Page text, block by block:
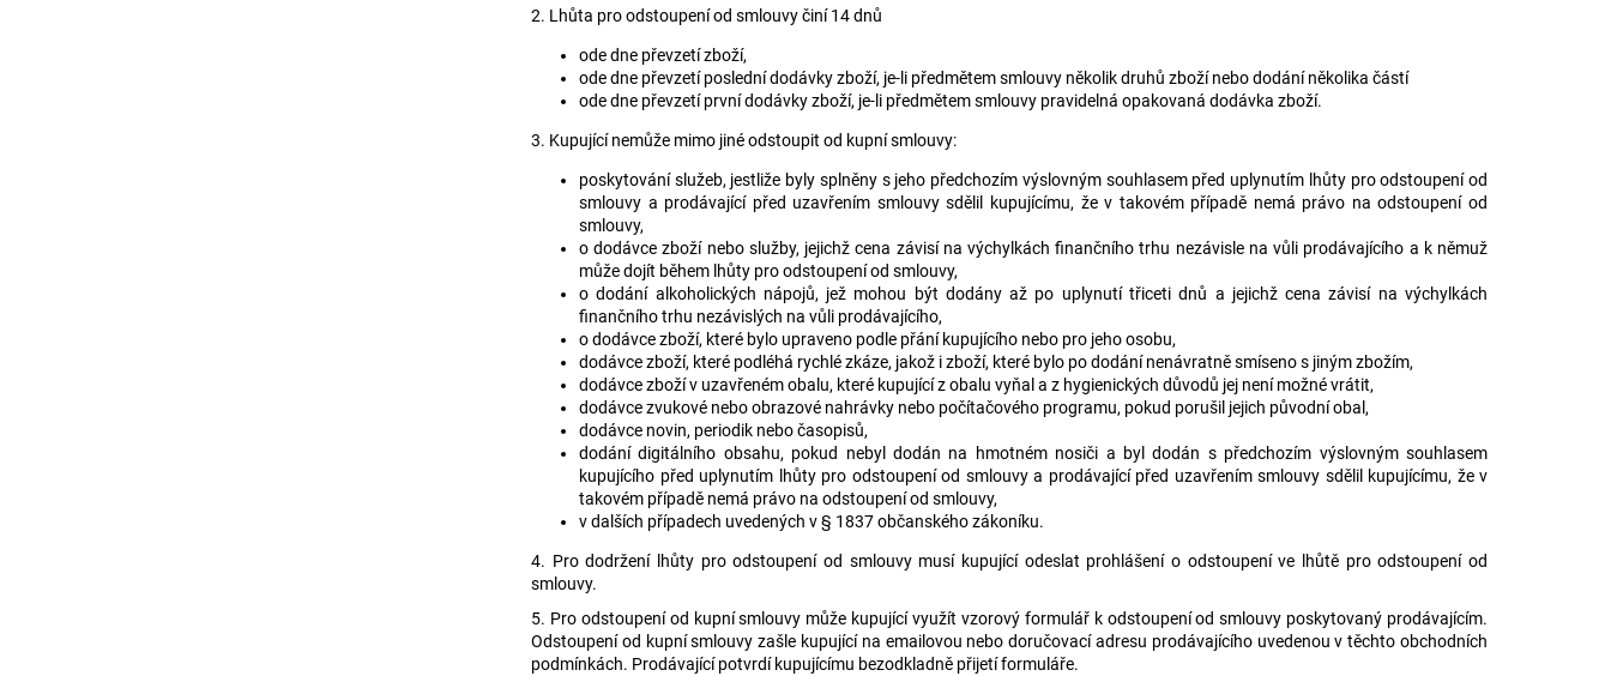
2. Lhůta pro odstoupení od smlouvy činí 14 dnů
ode dne převzetí zboží,
ode dne převzetí poslední dodávky zboží, je-li předmětem smlouvy několik druhů zboží nebo dodání několika částí
ode dne převzetí první dodávky zboží, je-li předmětem smlouvy pravidelná opakovaná dodávka zboží.
3. Kupující nemůže mimo jiné odstoupit od kupní smlouvy:
poskytování služeb, jestliže byly splněny s jeho předchozím výslovným souhlasem před uplynutím lhůty pro odstoupení od
smlouvy a prodávající před uzavřením smlouvy sdělil kupujícímu, že v takovém případě nemá právo na odstoupení od
smlouvy,
o dodávce zboží nebo služby, jejichž cena závisí na výchylkách finančního trhu nezávisle na vůli prodávajícího a k němuž
může dojít během lhůty pro odstoupení od smlouvy,
o dodání alkoholických nápojů, jež mohou být dodány až po uplynutí třiceti dnů a jejichž cena závisí na výchylkách
finančního trhu nezávislých na vůli prodávajícího,
o dodávce zboží, které bylo upraveno podle přání kupujícího nebo pro jeho osobu,
dodávce zboží, které podléhá rychlé zkáze, jakož i zboží, které bylo po dodání nenávratně smíseno s jiným zbožím,
dodávce zboží v uzavřeném obalu, které kupující z obalu vyňal a z hygienických důvodů jej není možné vrátit,
dodávce zvukové nebo obrazové nahrávky nebo počítačového programu, pokud porušil jejich původní obal,
dodávce novin, periodik nebo časopisů,
dodání digitálního obsahu, pokud nebyl dodán na hmotném nosiči a byl dodán s předchozím výslovným souhlasem
kupujícího před uplynutím lhůty pro odstoupení od smlouvy a prodávající před uzavřením smlouvy sdělil kupujícímu, že v
takovém případě nemá právo na odstoupení od smlouvy,
v dalších případech uvedených v § 1837 občanského zákoníku.
4. Pro dodržení lhůty pro odstoupení od smlouvy musí kupující odeslat prohlášení o odstoupení ve lhůtě pro odstoupení od
smlouvy.
5. Pro odstoupení od kupní smlouvy může kupující využít vzorový formulář k odstoupení od smlouvy poskytovaný prodávajícím.
Odstoupení od kupní smlouvy zašle kupující na emailovou nebo doručovací adresu prodávajícího uvedenou v těchto obchodních
podmínkách. Prodávající potvrdí kupujícímu bezodkladně přijetí formuláře.